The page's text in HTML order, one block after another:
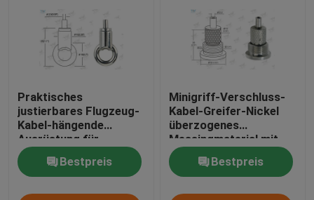
Praktisches
justierbares Flugzeug-
Kabel-hängende
Ausrüstung für
Architekturbeleuchtung
Bestpreis
Minigriff-Verschluss-
Kabel-Greifer-Nickel
überzogenes
Messingmaterial mit
einer Basis
Bestpreis